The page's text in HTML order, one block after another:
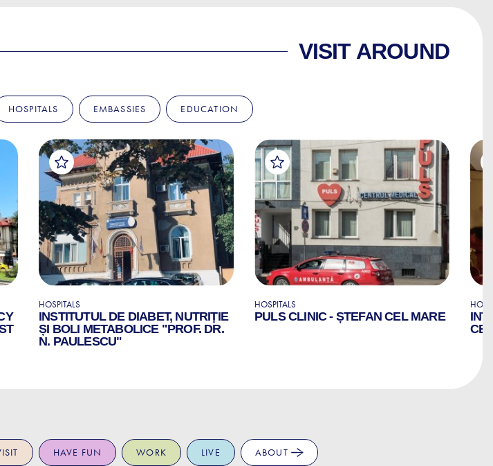
VISIT AROUND
HOSPITALS EMBASSIES EDUCATION
HOSPITALS
INSTITUTUL DE DIABET, NUTRIȚIE
ȘI BOLI METABOLICE "PROF. DR.
N. PAULESCU"
HOSPITALS
PULS CLINIC - ȘTEFAN CEL MARE
HAVE FUN WORK LIVE ABOUT